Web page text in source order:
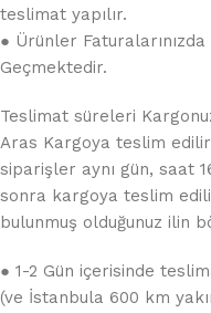
teslimat yapılır.
● Ürünler
Geçmektedir.
Teslimat süreleri
Aras Kargoya teslim
siparişler aynı gün, saat
sonra kargoya teslim
bulunmuş olduğunuz ilin
● 1-2 Gün içerisinde
(ve İstanbula 600 km